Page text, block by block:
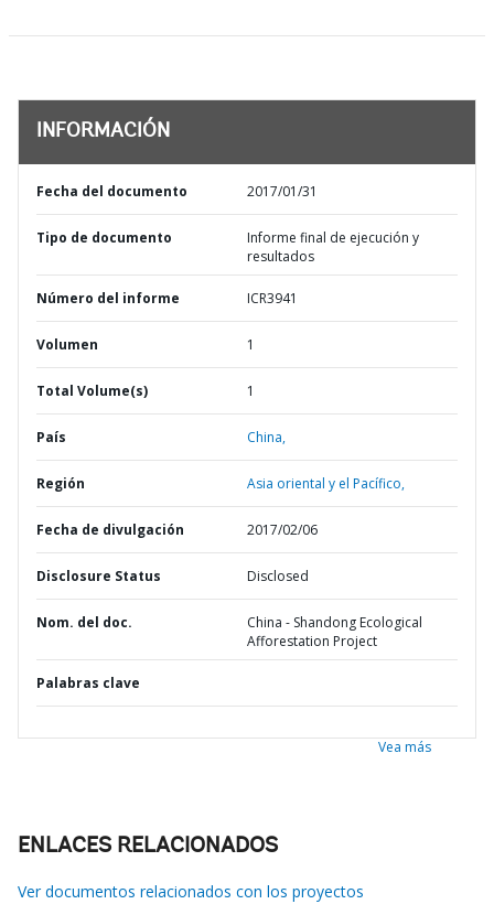
INFORMACIÓN
Fecha del documento 2017/01/31
Tipo de documento
Informe final de ejecución y
resultados
Número del informe ICR3941
Volumen 1
Total Volume(s) 1
País China,
Región Asia oriental y el Pacífico,
Fecha de divulgación 2017/02/06
Disclosure Status Disclosed
Nom. del doc.
China - Shandong Ecological
Afforestation Project
Palabras clave
Vea más
ENLACES RELACIONADOS
Ver documentos relacionados con los proyectos